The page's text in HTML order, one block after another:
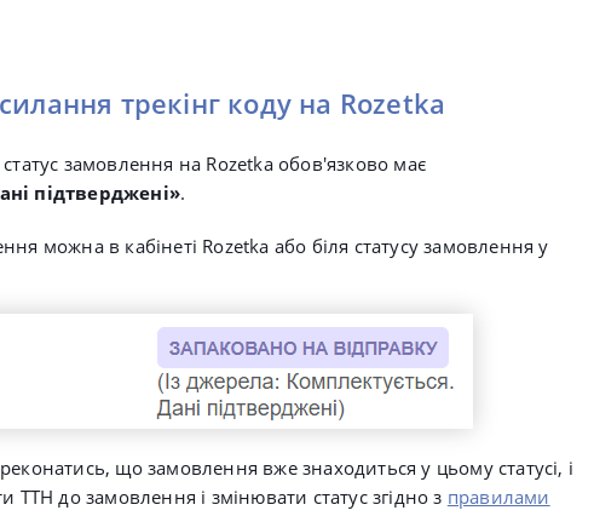
трекінг коду на Rozetka
замовлення на Rozetka обов'язково має
підтверджені».
можна в кабінеті Rozetka або біля статусу замовлення у
що замовлення вже знаходиться у цьому статусі, і
ТТН до замовлення і змінювати статус згідно з правилами